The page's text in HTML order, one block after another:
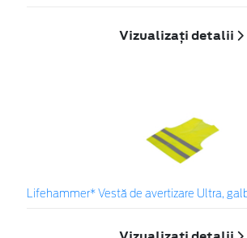
Vizualizați detalii
Lifehammer* Vestă de avertizare Ultra,